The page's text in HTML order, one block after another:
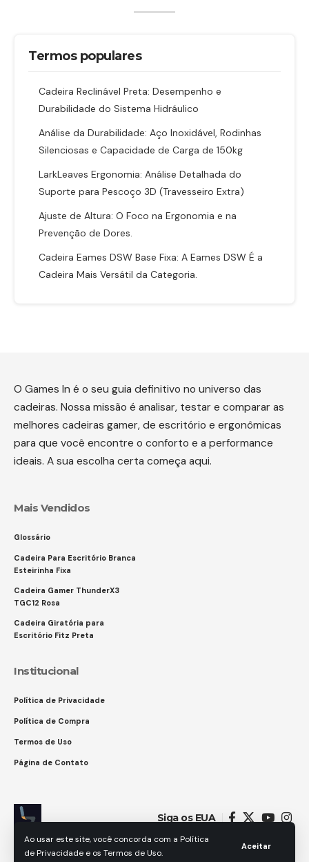
Ao usar este site, você concorda com a Política
de Privacidade e os Termos de Uso.
Aceitar
Termos populares
Cadeira Reclinável Preta: Desempenho e
Durabilidade do Sistema Hidráulico
Análise da Durabilidade: Aço Inoxidável, Rodinhas
Silenciosas e Capacidade de Carga de 150kg
LarkLeaves Ergonomia: Análise Detalhada do
Suporte para Pescoço 3D (Travesseiro Extra)
Ajuste de Altura: O Foco na Ergonomia e na
Prevenção de Dores.
Cadeira Eames DSW Base Fixa: A Eames DSW É a
Cadeira Mais Versátil da Categoria.
O Games In é o seu guia definitivo no universo das
cadeiras. Nossa missão é analisar, testar e comparar as
melhores cadeiras gamer, de escritório e ergonômicas
para que você encontre o conforto e a performance
ideais. A sua escolha certa começa aqui.
Mais Vendidos
Glossário
Cadeira Para Escritório Branca
Esteirinha Fixa
Cadeira Gamer ThunderX3
TGC12 Rosa
Cadeira Giratória para
Escritório Fitz Preta
Institucional
Política de Privacidade
Política de Compra
Termos de Uso
Página de Contato
Siga os EUA